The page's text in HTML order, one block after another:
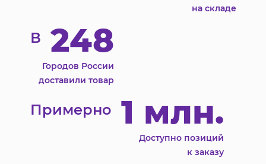
на складе
В 248
Городов России
доставили товар
Примерно 1 млн.
Доступно позиций
к заказу